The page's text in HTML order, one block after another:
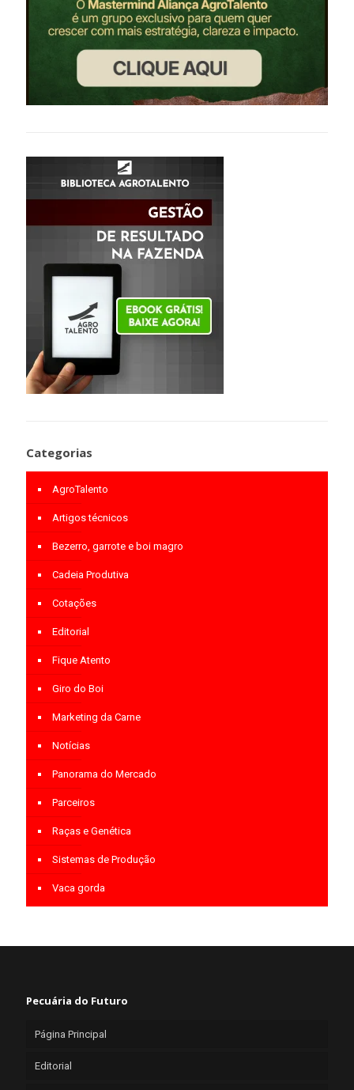
Categorias
AgroTalento
Artigos técnicos
Bezerro, garrote e boi magro
Cadeia Produtiva
Cotações
Editorial
Fique Atento
Giro do Boi
Marketing da Carne
Notícias
Panorama do Mercado
Parceiros
Raças e Genética
Sistemas de Produção
Vaca gorda
Pecuária do Futuro
Página Principal
Editorial